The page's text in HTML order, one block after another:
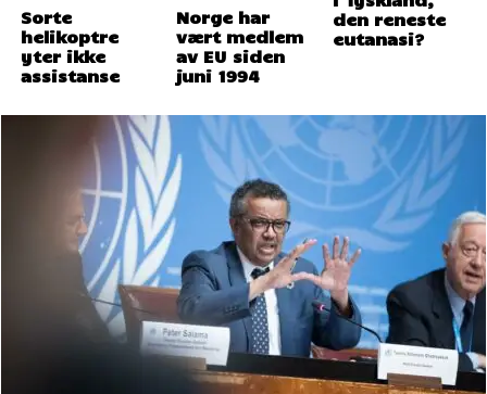
Sorte
helikoptre
yter ikke
assistanse
Norge har
vært medlem
av EU siden
juni 1994
den reneste
eutanasi?